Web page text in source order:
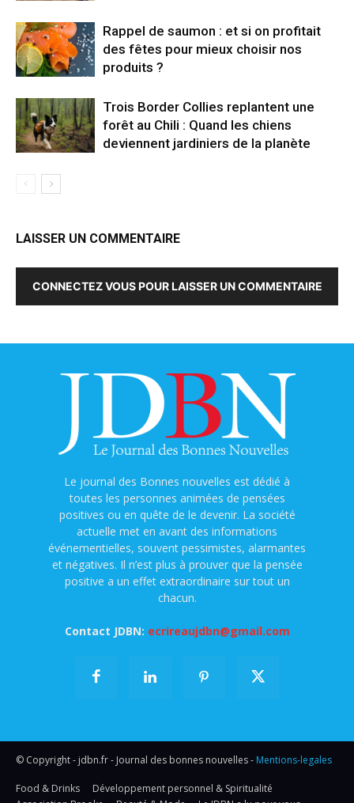
Rappel de saumon : et si on profitait
des fêtes pour mieux choisir nos
produits ?
Trois Border Collies replantent une
forêt au Chili : Quand les chiens
deviennent jardiniers de la planète
LAISSER UN COMMENTAIRE
CONNECTEZ VOUS POUR LAISSER UN COMMENTAIRE
Le journal des Bonnes nouvelles est dédié à
toutes les personnes animées de pensées
positives ou en quête de le devenir. La société
actuelle met en avant des informations
événementielles, souvent pessimistes, alarmantes
et négatives. Il n’est plus à prouver que la pensée
positive a un effet extraordinaire sur tout un
chacun.
Contact JDBN: ecrireaujdbn@gmail.com
© Copyright - jdbn.fr - Journal des bonnes nouvelles - Mentions-legales
Food & Drinks
Développement personnel & Spiritualité